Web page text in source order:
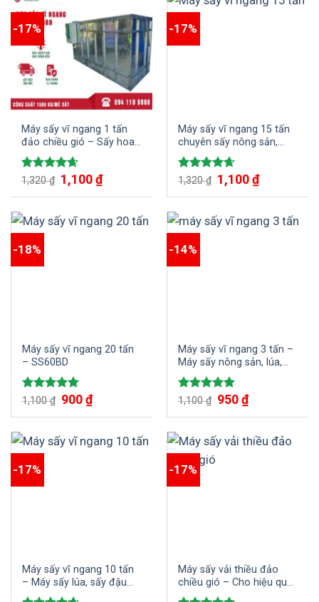
-17%
Máy sấy vĩ ngang 1 tấn
đảo chiều gió – Sấy hoa
quả trái cây
Được xếp
4.67
1,320₫ 1,100₫
-17%
Máy sấy vĩ ngang 15 tấn
chuyên sấy nông sản,
bắp, đậu phộng, lúa,…
Được xếp
4.67
1,320₫ 1,100₫
-18%
Máy sấy vĩ ngang 20 tấn
– SS60BD
Được xếp
1,100₫ 900₫
-14%
Máy sấy vĩ ngang 3 tấn –
Máy sấy nông sản, lúa,
bắp, đậu phộng, sắn lát
Được xếp
1,100₫ 950₫
-17%
Máy sấy vĩ ngang 10 tấn
– Máy sấy lúa, sấy đậu
phộng, mắc ca, cà phê
-17%
Máy sấy vải thiều đảo
chiều gió – Cho hiệu quả
sấy vượt trội